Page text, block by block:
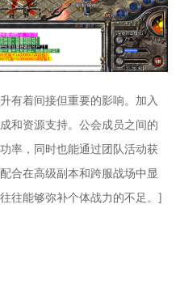
有着间接但重要的影响。加入
和资源支持。公会成员之间的
率，同时也能通过团队活动获
合在高级副本和跨服战场中显
往能够弥补个体战力的不足。]